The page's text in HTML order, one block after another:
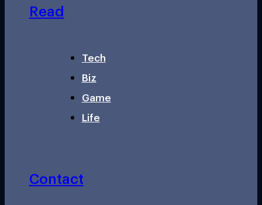
Read
Tech
Biz
Game
Life
Contact